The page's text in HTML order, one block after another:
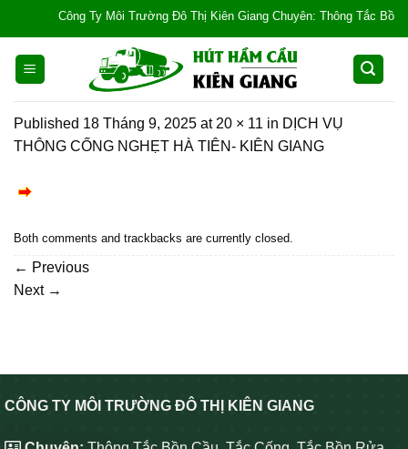
content
Công Ty Môi Trường Đô Thị Kiên Giang Chuyên: Thông Tắc Bồn
Published 18 Tháng 9, 2025 at 20 × 11 in DỊCH VỤ
THÔNG CỐNG NGHẸT HÀ TIÊN- KIÊN GIANG
Both comments and trackbacks are currently closed.
← Previous
Next →
CÔNG TY MÔI TRƯỜNG ĐÔ THỊ KIÊN GIANG